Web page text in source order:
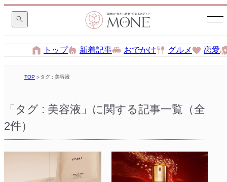
トップ 新着記事 おでかけ グルメ 恋愛
TOP タグ : 美容液
「タグ : 美容液」に関する記事一覧（全
2件）